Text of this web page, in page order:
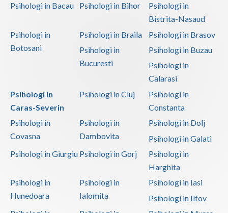
Psihologi in Bacau
Psihologi in Bihor
Psihologi in
Bistrita-Nasaud
Psihologi in
Botosani
Psihologi in Braila
Psihologi in Brasov
Psihologi in
Bucuresti
Psihologi in Buzau
Psihologi in
Calarasi
Psihologi in
Caras-Severin
Psihologi in Cluj
Psihologi in
Constanta
Psihologi in
Covasna
Psihologi in
Dambovita
Psihologi in Dolj
Psihologi in Galati
Psihologi in Giurgiu Psihologi in Gorj
Psihologi in
Harghita
Psihologi in
Hunedoara
Psihologi in
Ialomita
Psihologi in Iasi
Psihologi in Ilfov